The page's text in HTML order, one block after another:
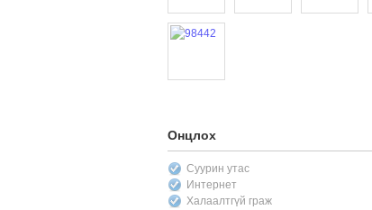
Онцлох
Суурин утас
Интернет
Халаалтгүй граж